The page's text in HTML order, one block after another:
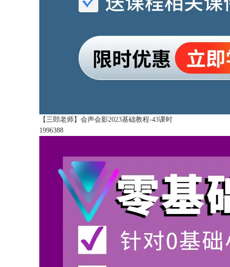
【三郎老师】会声会影2023基础教程-43课时
1996388